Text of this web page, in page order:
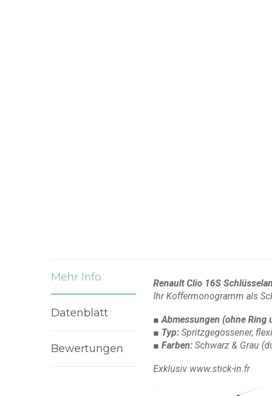
Mehr Info
Datenblatt
Bewertungen
Renault Clio 16S
Ihr Koffermonogramm als
■ Abmessungen (ohne Ring
■ Typ: Spritzgegossener,
■ Farben: Schwarz & Grau
Exklusiv www.stick-in.fr